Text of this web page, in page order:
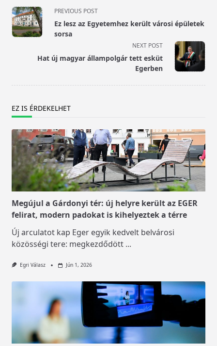
<span
class="nav-
subtitle
reader-
PREVIOUS POST
Ez lesz az Egyetemhez került városi épületek
sorsa
NEXT POST
Hat új magyar állampolgár tett esküt
Egerben
EZ IS ÉRDEKELHET
Megújul a Gárdonyi tér: új helyre került az EGER
felirat, modern padokat is kihelyeztek a térre
Új arculatot kap Eger egyik kedvelt belvárosi
közösségi tere: megkezdődött ...
Egri Válasz Jún 1, 2026